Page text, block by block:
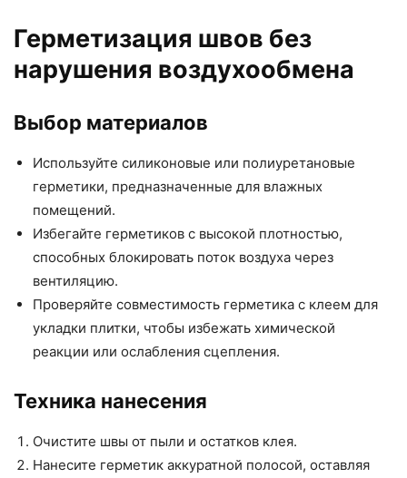
Герметизация швов без
нарушения воздухообмена
Выбор материалов
Используйте силиконовые или полиуретановые
герметики, предназначенные для влажных
помещений.
Избегайте герметиков с высокой плотностью,
способных блокировать поток воздуха через
вентиляцию.
Проверяйте совместимость герметика с клеем для
укладки плитки, чтобы избежать химической
реакции или ослабления сцепления.
Техника нанесения
Очистите швы от пыли и остатков клея.
Нанесите герметик аккуратной полосой, оставляя